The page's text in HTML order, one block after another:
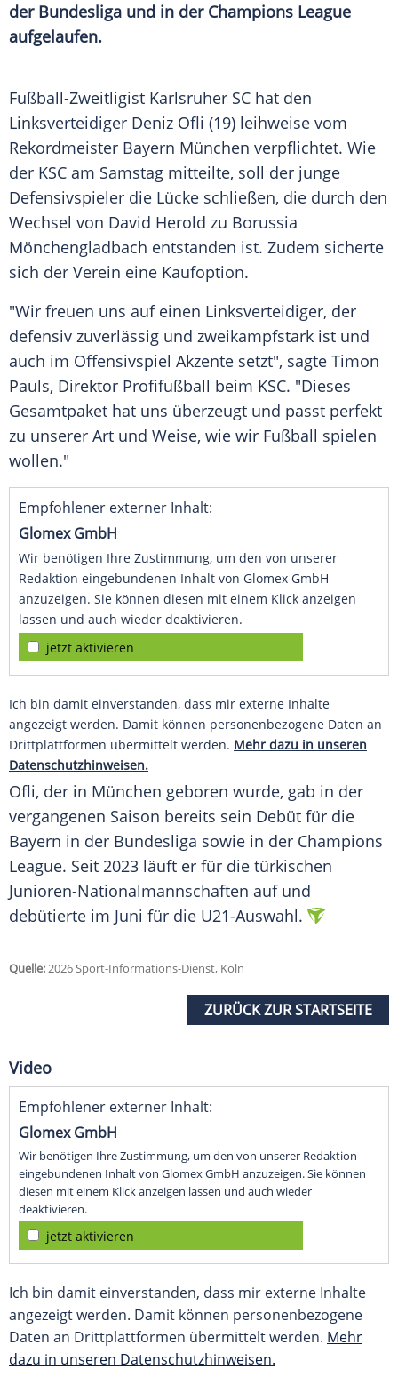
der Bundesliga und in der Champions League
aufgelaufen.
Fußball-Zweitligist Karlsruher SC hat den
Linksverteidiger Deniz Ofli (19) leihweise vom
Rekordmeister Bayern München verpflichtet. Wie
der KSC am Samstag mitteilte, soll der junge
Defensivspieler die Lücke schließen, die durch den
Wechsel von David Herold zu Borussia
Mönchengladbach entstanden ist. Zudem sicherte
sich der Verein eine Kaufoption.
"Wir freuen uns auf einen Linksverteidiger, der
defensiv zuverlässig und zweikampfstark ist und
auch im Offensivspiel Akzente setzt", sagte Timon
Pauls, Direktor Profifußball beim KSC. "Dieses
Gesamtpaket hat uns überzeugt und passt perfekt
zu unserer Art und Weise, wie wir Fußball spielen
wollen."
Empfohlener externer Inhalt:
Glomex GmbH
Wir benötigen Ihre Zustimmung, um den von unserer
Redaktion eingebundenen Inhalt von Glomex GmbH
anzuzeigen. Sie können diesen mit einem Klick anzeigen
lassen und auch wieder deaktivieren.
jetzt aktivieren
Ich bin damit einverstanden, dass mir externe Inhalte
angezeigt werden. Damit können personenbezogene Daten an
Drittplattformen übermittelt werden. Mehr dazu in unseren
Datenschutzhinweisen.
Ofli, der in München geboren wurde, gab in der
vergangenen Saison bereits sein Debüt für die
Bayern in der Bundesliga sowie in der Champions
League. Seit 2023 läuft er für die türkischen
Junioren-Nationalmannschaften auf und
debütierte im Juni für die U21-Auswahl.
Quelle:2026 Sport-Informations-Dienst, Köln
ZURÜCK ZUR STARTSEITE
Video
Empfohlener externer Inhalt:
Glomex GmbH
Wir benötigen Ihre Zustimmung, um den von unserer Redaktion
eingebundenen Inhalt von Glomex GmbH anzuzeigen. Sie können
diesen mit einem Klick anzeigen lassen und auch wieder
deaktivieren.
jetzt aktivieren
Ich bin damit einverstanden, dass mir externe Inhalte
angezeigt werden. Damit können personenbezogene
Daten an Drittplattformen übermittelt werden. Mehr
dazu in unseren Datenschutzhinweisen.